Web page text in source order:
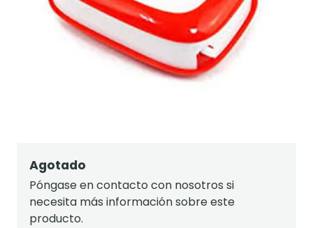
Agotado
Póngase en contacto con nosotros si
necesita más información sobre este
producto.